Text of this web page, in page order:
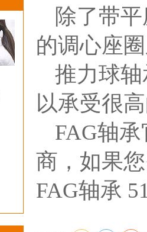
除了带
的调心座
推力球
以承受很
FAG轴
商，如果
FAG轴承